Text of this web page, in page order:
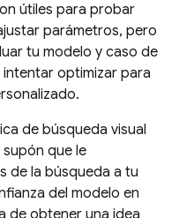
útiles para probar
parámetros, pero
tu modelo y caso de
optimizar para
de búsqueda visual
que le
de la búsqueda a tu
del modelo en
de obtener una idea